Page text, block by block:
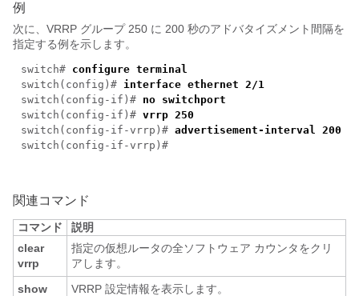
例
次に、VRRP グループ 250 に 200 秒のアドバタイズメント間隔を
指定する例を示します。
switch# configure terminal
switch(config)# interface ethernet 2/1
switch(config-if)# no switchport
switch(config-if)# vrrp 250
switch(config-if-vrrp)# advertisement-interval 200
switch(config-if-vrrp)#
関連コマンド
コマンド
説明
clear
vrrp
指定の仮想ルータの全ソフトウェア カウンタをクリ
アします。
show
VRRP 設定情報を表示します。